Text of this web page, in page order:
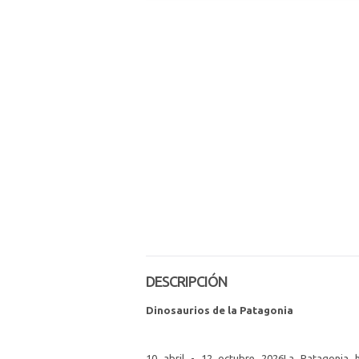
DESCRIPCIÓN
Dinosaurios de la Patagonia